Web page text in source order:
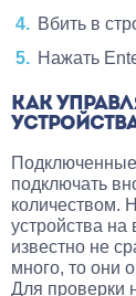
Вбить в
Нажать
КАК
Подключенные
подключать
количеством.
устройства на
известно не
много, то они
Для проверки